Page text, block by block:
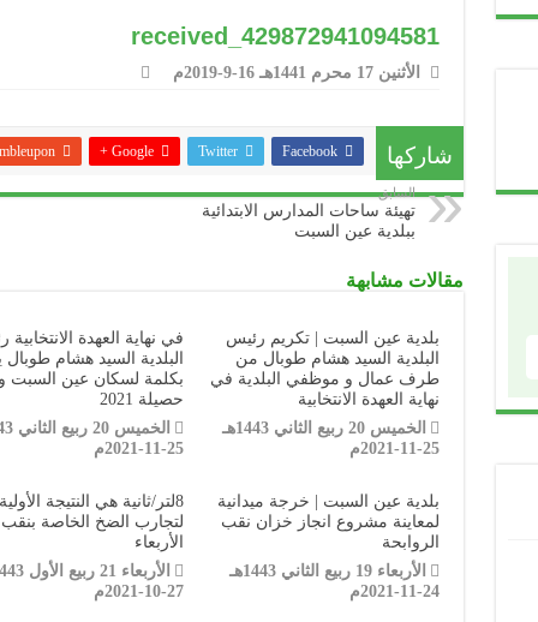
حيز الاستغلال
من انتشار جائحة كورونا_كوفيد 19
التطورية و تجزئة 47
received_429872941094581
الأثنين 17 محرم 1441هـ 16-9-2019م
شاركها Facebook
Twitter
Google +
السابق
تهيئة ساحات المدارس الابتدائية
ببلدية عين السبت
مقالات مشابهة
بلدية عين السبت | تكريم رئيس
البلدية السيد هشام طوبال من
طرف عمال و موظفي البلدية في
نهاية العهدة الانتخابية
الخميس 20 ربيع الثاني 1443هـ
25-11-2021م
في نهاية العهدة الانتخابية
البلدية السيد هشام طوبال
بكلمة لسكان عين السبت
حصيلة 2021
25-11-2021م
بلدية عين السبت | خرجة ميدانية
لمعاينة مشروع انجاز خزان نقب
الروابحة
الأربعاء 19 ربيع الثاني 1443هـ
24-11-2021م
8لتر/ثانية هي النتيجة الأولية
لتجارب الضخ الخاصة بنقب
الأربعاء
27-10-2021م